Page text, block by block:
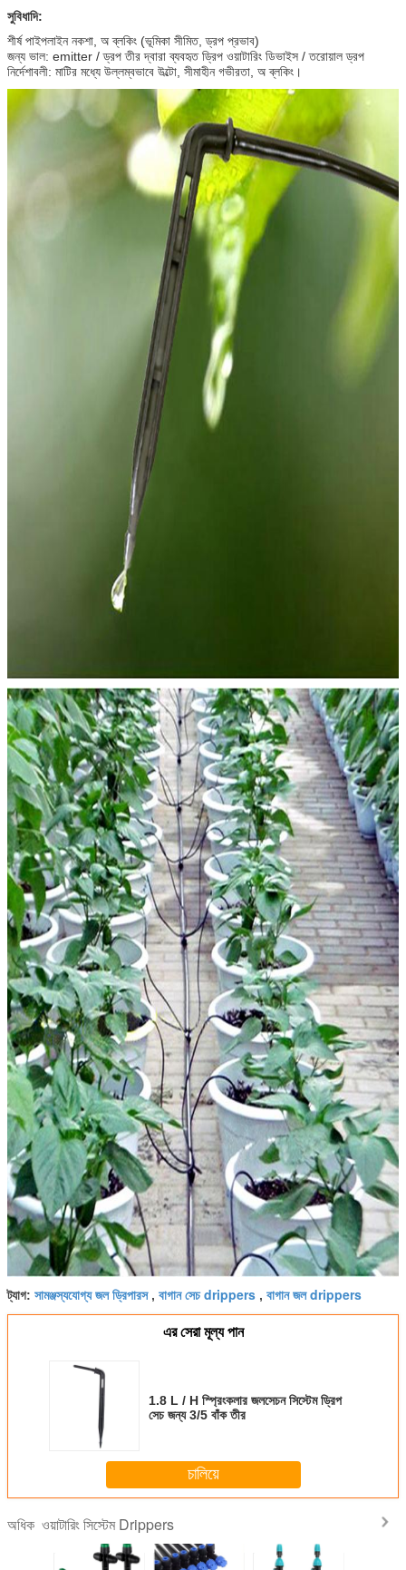
সুবিধাদি:
শীর্ষ পাইপলাইন নকশা, অ ব্লকিং (ভূমিকা সীমিত, ড্রপ প্রভাব)
জন্য ভাল: emitter / ড্রপ তীর দ্বারা ব্যবহৃত ড্রিপ ওয়াটারিং ডিভাইস / তরোয়াল ড্রপ
নির্দেশাবলী: মাটির মধ্যে উল্লম্বভাবে উল্টো, সীমাহীন গভীরতা, অ ব্লকিং।
ট্যাগ: সামঞ্জস্যযোগ্য জল ড্রিপারস, বাগান সেচ drippers , বাগান জল drippers
এর সেরা মূল্য পান
1.8 L / H স্প্রিংকলার জলসেচন সিস্টেম ড্রিপ
সেচ জন্য 3/5 বাঁক তীর
চালিয়ে
অধিক ওয়াটারিং সিস্টেম Drippers